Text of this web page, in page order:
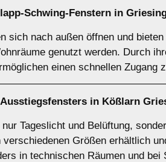
Schwing-Fenstern in
sich nach außen öffnen und
genutzt werden. Durch
einen schnellen Zugang
Ausstiegsfensters in Kößlarn
Tageslicht und Belüftung,
Größen erhältlich
in technischen Räumen und bei